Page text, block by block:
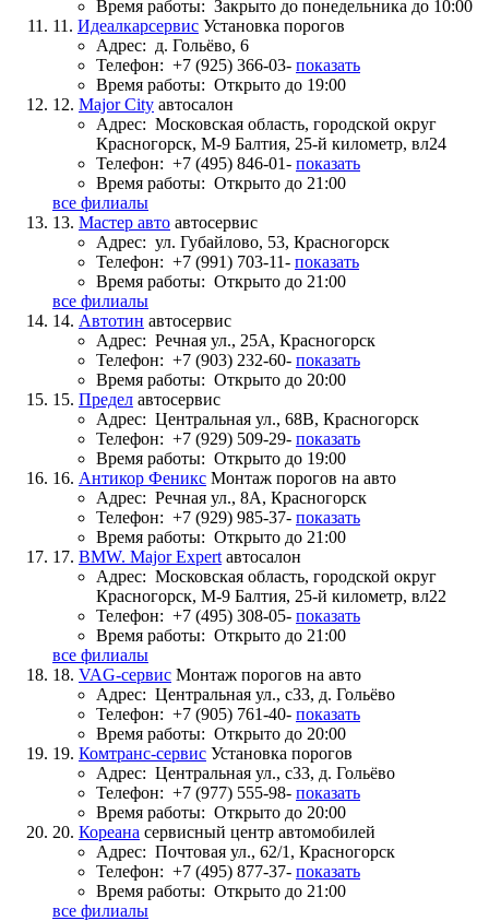
Время работы: Закрыто до понедельника до 10:00
11. Идеалкарсервис Установка порогов
Адрес: д. Гольёво, 6
Телефон: +7 (925) 366-03- показать
Время работы: Открыто до 19:00
12. Major City автосалон
Адрес: Московская область, городской округ
Красногорск, М-9 Балтия, 25-й километр, вл24
Телефон: +7 (495) 846-01- показать
Время работы: Открыто до 21:00
все филиалы
13. Мастер авто автосервис
Адрес: ул. Губайлово, 53, Красногорск
Телефон: +7 (991) 703-11- показать
Время работы: Открыто до 21:00
все филиалы
14. Автотин автосервис
Адрес: Речная ул., 25А, Красногорск
Телефон: +7 (903) 232-60- показать
Время работы: Открыто до 20:00
15. Предел автосервис
Адрес: Центральная ул., 68В, Красногорск
Телефон: +7 (929) 509-29- показать
Время работы: Открыто до 19:00
16. Антикор Феникс Монтаж порогов на авто
Адрес: Речная ул., 8А, Красногорск
Телефон: +7 (929) 985-37- показать
Время работы: Открыто до 21:00
17. BMW. Major Expert автосалон
Адрес: Московская область, городской округ
Красногорск, М-9 Балтия, 25-й километр, вл22
Телефон: +7 (495) 308-05- показать
Время работы: Открыто до 21:00
все филиалы
18. VAG-сервис Монтаж порогов на авто
Адрес: Центральная ул., с33, д. Гольёво
Телефон: +7 (905) 761-40- показать
Время работы: Открыто до 20:00
19. Комтранс-сервис Установка порогов
Адрес: Центральная ул., с33, д. Гольёво
Телефон: +7 (977) 555-98- показать
Время работы: Открыто до 20:00
20. Кореана сервисный центр автомобилей
Адрес: Почтовая ул., 62/1, Красногорск
Телефон: +7 (495) 877-37- показать
Время работы: Открыто до 21:00
все филиалы